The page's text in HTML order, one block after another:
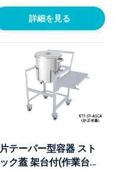
詳細を見る
片テーパー型容器 スト
ック蓋 架台付(作業台・